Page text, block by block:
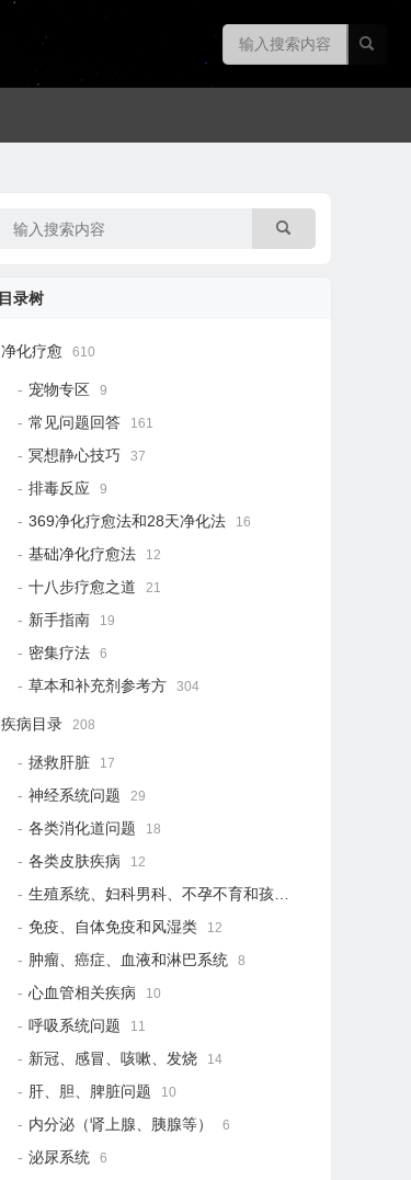
目录树
净化疗愈 610
宠物专区 9
常见问题回答 161
冥想静心技巧 37
排毒反应 9
369净化疗愈法和28天净化法 16
基础净化疗愈法 12
十八步疗愈之道 21
新手指南 19
密集疗法 6
草本和补充剂参考方 304
疾病目录 208
拯救肝脏 17
神经系统问题 29
各类消化道问题 18
各类皮肤疾病 12
生殖系统、妇科男科、不孕不育和孩子健康
免疫、自体免疫和风湿类 12
肿瘤、癌症、血液和淋巴系统 8
心血管相关疾病 10
呼吸系统问题 11
新冠、感冒、咳嗽、发烧 14
肝、胆、脾脏问题 10
内分泌（肾上腺、胰腺等） 6
泌尿系统 6